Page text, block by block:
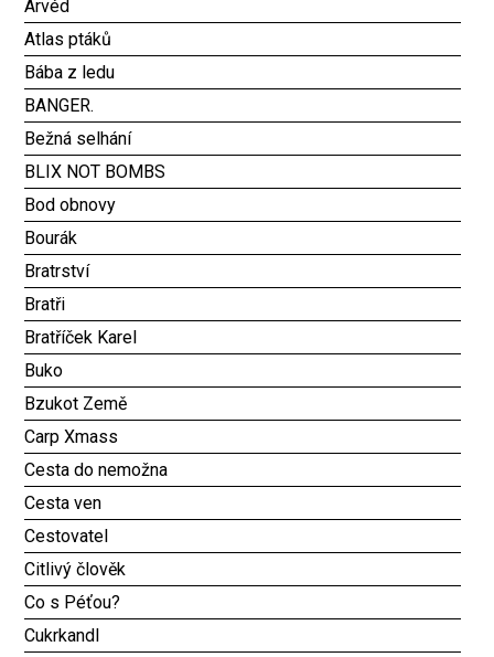
Arvéd
Atlas ptáků
Bába z ledu
BANGER.
Bežná selhání
BLIX NOT BOMBS
Bod obnovy
Bourák
Bratrství
Bratři
Bratříček Karel
Buko
Bzukot Země
Carp Xmass
Cesta do nemožna
Cesta ven
Cestovatel
Citlivý člověk
Co s Péťou?
Cukrkandl